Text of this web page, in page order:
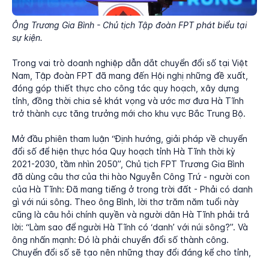
Ông Trương Gia Bình - Chủ tịch Tập đoàn FPT phát biểu tại
sự kiện.
Trong vai trò doanh nghiệp dẫn dắt chuyển đổi số tại Việt
Nam, Tập đoàn FPT đã mang đến Hội nghị những đề xuất,
đóng góp thiết thực cho công tác quy hoạch, xây dựng
tỉnh, đồng thời chia sẻ khát vọng và ước mơ đưa Hà Tĩnh
trở thành cực tăng trưởng mới cho khu vực Bắc Trung Bộ.
Mở đầu phiên tham luận “Định hướng, giải pháp về chuyển
đổi số để hiện thực hóa Quy hoạch tỉnh Hà Tĩnh thời kỳ
2021-2030, tầm nhìn 2050”, Chủ tịch FPT Trương Gia Bình
đã dùng câu thơ của thi hào Nguyễn Công Trứ - người con
của Hà Tĩnh: Đã mang tiếng ở trong trời đất - Phải có danh
gì với núi sông. Theo ông Bình, lời thơ trăm năm tuổi này
cũng là câu hỏi chính quyền và người dân Hà Tĩnh phải trả
lời: “Làm sao để người Hà Tĩnh có ‘danh’ với núi sông?”. Và
ông nhấn mạnh: Đó là phải chuyển đổi số thành công.
Chuyển đổi số sẽ tạo nên những thay đổi đáng kể cho tỉnh,